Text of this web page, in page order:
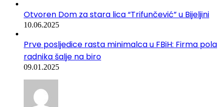
Otvoren Dom za stara lica “Trifunčević” u Bijeljini
10.06.2025
Prve posljedice rasta minimalca u FBiH: Firma pola
radnika šalje na biro
09.01.2025